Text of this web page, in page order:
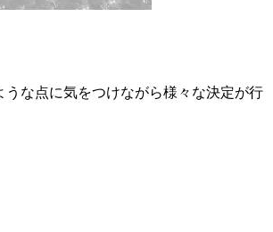
な点に気をつけながら様々な決定が行